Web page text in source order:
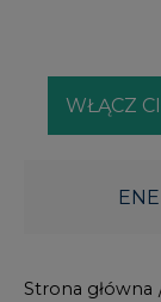
WŁĄCZ
Strona główna